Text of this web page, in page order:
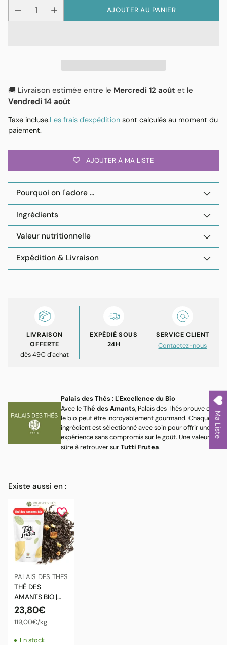
AJOUTER AU PANIER
🚚 Livraison estimée entre le Mercredi 12 août et le
Vendredi 14 août
Taxe incluse.Les frais d'expédition sont calculés au moment du
paiement.
AJOUTER À MA LISTE
Pourquoi on l'adore ...
Ingrédients
Valeur nutritionnelle
Expédition & Livraison
panierLIVRAISON
OFFERTE
dès 49€ d'achat
EXPÉDIÉ SOUS
24H
SERVICE CLIENT
Contactez-nous
Palais des Thés : L'Excellence du Bio
Avec leThé des Amants, Palais des Thés prouve que
le bio peut être incroyablement gourmand. Chaque
ingrédient est sélectionné avec soin pour offrir une
expérience sans compromis sur le goût. Une valeur
sûre à retrouver surTutti Frutea.
Existe aussi en :
PALAIS DES THES
THÉ DES
AMANTS BIO |
200g | Thé Noir
PALAIS DES
THÉS | Épices &
Fruits
23,80€
Prix
119,00€/
par kg
En stock
Ma Liste